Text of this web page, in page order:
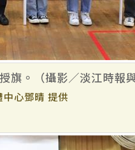
。（攝影／淡江時報
心鄧晴 提供